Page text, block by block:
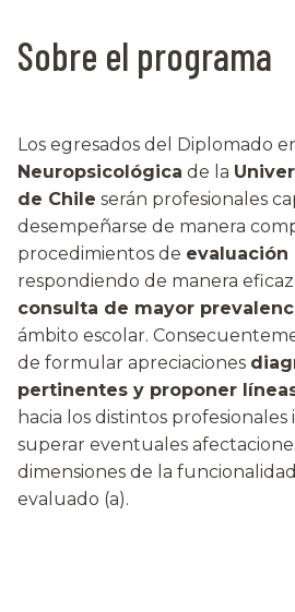
Sobre el programa
Los egresados del Diplomado
Neuropsicológica de la
de Chile serán profesionales
desempeñarse de manera
procedimientos de
respondiendo de manera
consulta de mayor
ámbito escolar.
de formular apreciaciones
pertinentes y proponer
hacia los distintos
superar eventuales
dimensiones de la
evaluado (a).